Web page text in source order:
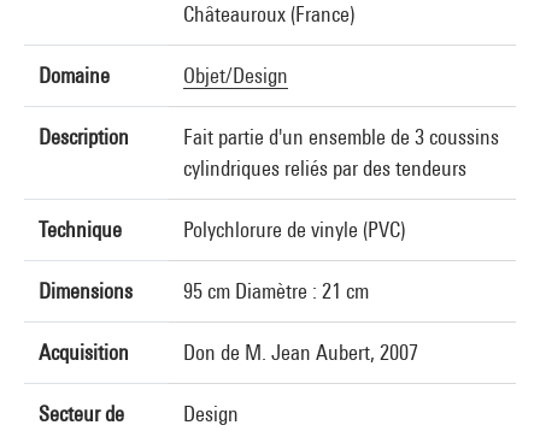
Châteauroux (France)
Domaine Objet/Design
Description
Fait partie d'un ensemble de 3 coussins
cylindriques reliés par des tendeurs
Technique Polychlorure de vinyle (PVC)
Dimensions 95 cm Diamètre : 21 cm
Acquisition Don de M. Jean Aubert, 2007
Secteur de Design